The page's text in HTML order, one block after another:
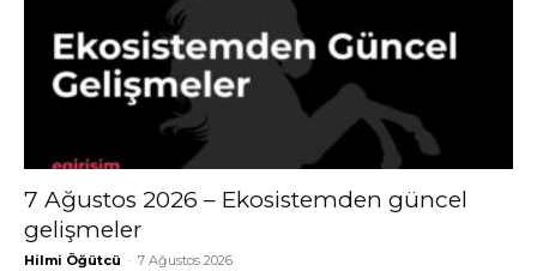
7 Ağustos 2026 – Ekosistemden güncel
gelişmeler
Hilmi Öğütcü - 7 Ağustos 2026